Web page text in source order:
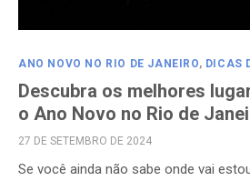
ANO NOVO NO RIO DE JANEIRO, DICAS
Descubra os melhores
o Ano Novo no Rio de
POSTED
27 DE SETEMBRO DE 2024
Se você ainda não sabe onde vai